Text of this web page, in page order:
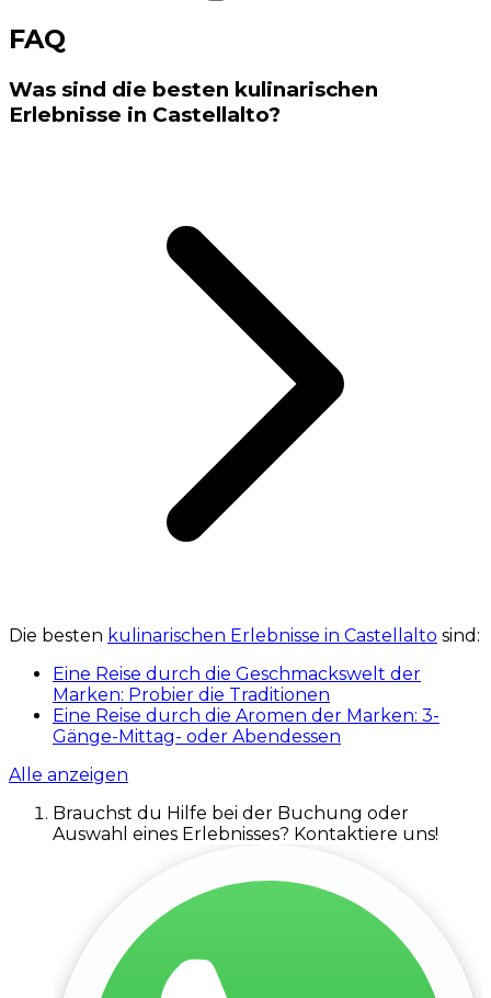
FAQ
Was sind die besten kulinarischen
Erlebnisse in Castellalto?
Die besten kulinarischen Erlebnisse in Castellalto sind:
Eine Reise durch die Geschmackswelt der
Marken: Probier die Traditionen
Eine Reise durch die Aromen der Marken: 3-
Gänge-Mittag- oder Abendessen
Alle anzeigen
Brauchst du Hilfe bei der Buchung oder
Auswahl eines Erlebnisses? Kontaktiere uns!